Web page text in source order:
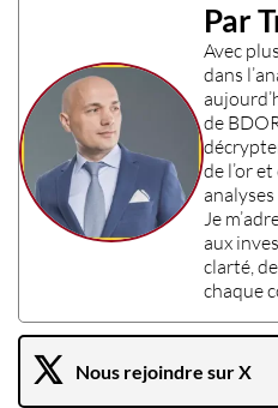
Par
Avec
dans l’
de
de l’oret
Je
aux
clarté,
chaque
Nous rejoindre sur X